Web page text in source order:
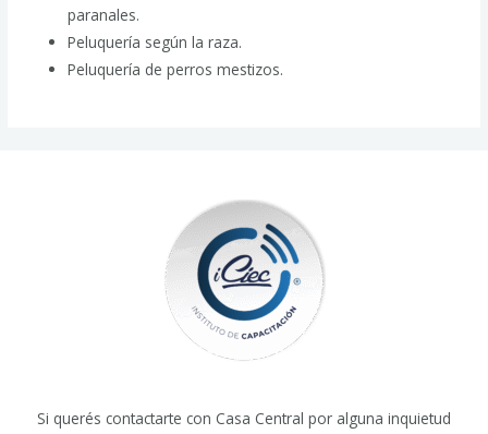
paranales.
Peluquería según la raza.
Peluquería de perros mestizos.
Si querés contactarte con Casa Central por alguna inquietud